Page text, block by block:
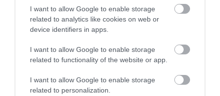
I want to allow Google to enable storage
related to analytics like cookies on web or
device identifiers in apps.
I want to allow Google to enable storage
related to functionality of the website or app.
I want to allow Google to enable storage
related to personalization.